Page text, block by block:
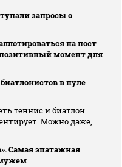
запросы о
на пост
момент для
в пуле
теннис и биатлон.
Можно даже,
Самая эпатажная